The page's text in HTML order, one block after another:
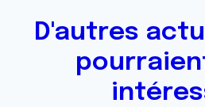
D'autres